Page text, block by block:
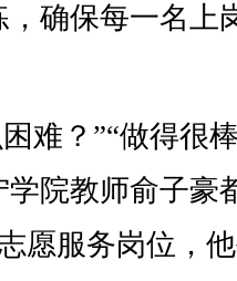
确保每一名上
难？”“做得很
院教师俞子豪
愿服务岗位，